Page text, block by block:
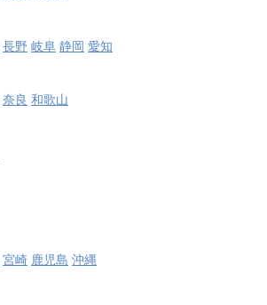
長野 岐阜 静岡 愛知
奈良 和歌山
宮崎 鹿児島 沖縄